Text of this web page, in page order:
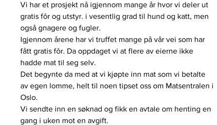
Vi har et prosjekt nå igjennom mange år hvor vi deler ut
gratis fôr og utstyr. i vesentlig grad til hund og katt, men
også gnagere og fugler.
Igjennom årene har vi truffet mange på vår vei som har
fått gratis fôr. Da oppdaget vi at flere av eierne ikke
hadde mat til seg selv.
Det begynte da med at vi kjøpte inn mat som vi betalte
av egen lomme, helt til noen tipset oss om Matsentralen i
Oslo.
Vi sendte inn en søknad og fikk en avtale om henting en
gang i uken mot en avgift.